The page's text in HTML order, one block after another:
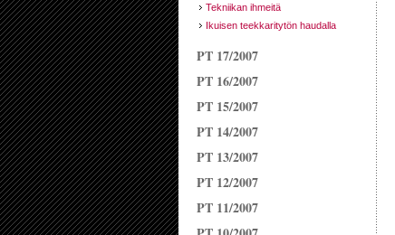
Tekniikan ihmeitä
Ikuisen teekkaritytön haudalla
PT 17/2007
PT 16/2007
PT 15/2007
PT 14/2007
PT 13/2007
PT 12/2007
PT 11/2007